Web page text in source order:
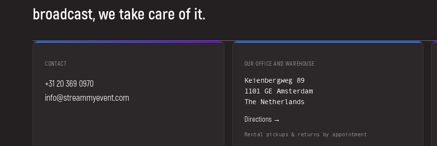
broadcast, we take care of it.
CONTACT
+31 20 369 0970
info@streammyevent.com
OUR OFFICE AND WAREHOUSE
Keienbergweg 89
1101 GE Amsterdam
The Netherlands
Directions →
Rental pickups & returns by appointment